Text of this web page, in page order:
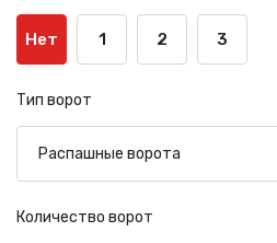
Нет 1 2 3
Тип ворот
Количество ворот